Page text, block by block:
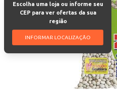
Escolha uma loja ou informe seu
CEP para ver ofertas da sua
região
INFORMAR LOCALIZAÇÃO